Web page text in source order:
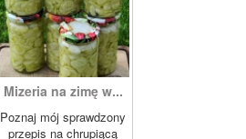
Mizeria na zimę w...
Poznaj mój sprawdzony
przepis na chrupiącą